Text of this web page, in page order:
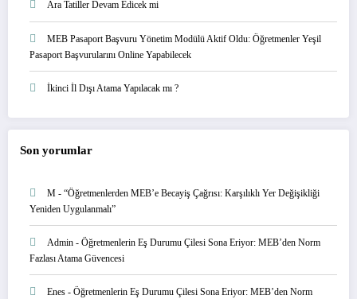
Ara Tatiller Devam Edicek mi
MEB Pasaport Başvuru Yönetim Modülü Aktif Oldu: Öğretmenler Yeşil
Pasaport Başvurularını Online Yapabilecek
İkinci İl Dışı Atama Yapılacak mı ?
Son yorumlar
M - “Öğretmenlerden MEB’e Becayiş Çağrısı: Karşılıklı Yer Değişikliği
Yeniden Uygulanmalı”
Admin - Öğretmenlerin Eş Durumu Çilesi Sona Eriyor: MEB’den Norm
Fazlası Atama Güvencesi
Enes - Öğretmenlerin Eş Durumu Çilesi Sona Eriyor: MEB’den Norm